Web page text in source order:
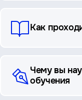
Как
Чему вы
обучения